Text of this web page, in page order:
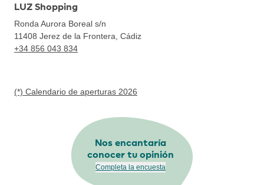
LUZ Shopping
Ronda Aurora Boreal s/n
11408 Jerez de la Frontera, Cádiz
+34 856 043 834
(*) Calendario de aperturas 2026
Nos encantaría
conocer tu opinión
Completa la encuesta